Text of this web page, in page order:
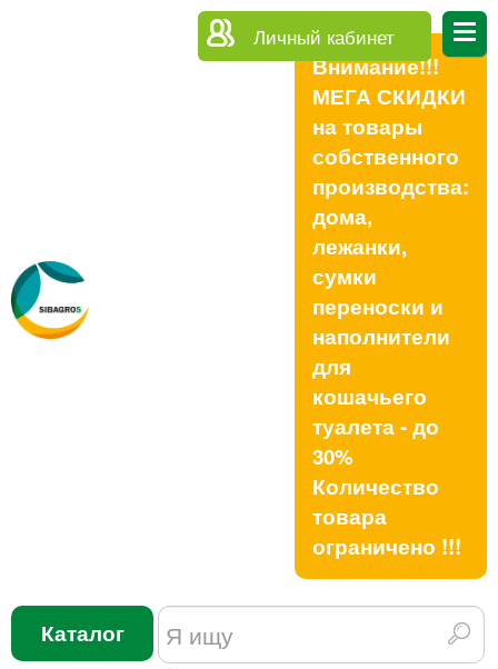
Личный кабинет
Внимание!!!
МЕГА СКИДКИ
на товары
собственного
производства:
дома,
лежанки,
сумки
переноски и
наполнители
для
кошачьего
туалета - до
30%
Количество
товара
ограничено !!!
Каталог